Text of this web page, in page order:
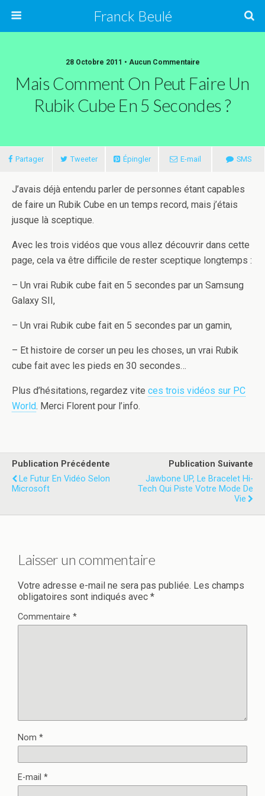
Franck Beulé
28 Octobre 2011 • Aucun Commentaire
Mais Comment On Peut Faire Un
Rubik Cube En 5 Secondes ?
Partager Tweeter Épingler E-mail SMS
J’avais déjà entendu parler de personnes étant capables
de faire un Rubik Cube en un temps record, mais j’étais
jusque là sceptique.
Avec les trois vidéos que vous allez découvrir dans cette
page, cela va être difficile de rester sceptique longtemps :
– Un vrai Rubik cube fait en 5 secondes par un Samsung
Galaxy SII,
– Un vrai Rubik cube fait en 5 secondes par un gamin,
– Et histoire de corser un peu les choses, un vrai Rubik
cube fait avec les pieds en 30 secondes…
Plus d’hésitations, regardez vite ces trois vidéos sur PC
World. Merci Florent pour l’info.
Publication Précédente
Le Futur En Vidéo Selon
Microsoft
Publication Suivante
Jawbone UP, Le Bracelet Hi-
Tech Qui Piste Votre Mode De
Vie
Laisser un commentaire
Votre adresse e-mail ne sera pas publiée. Les champs
obligatoires sont indiqués avec *
Commentaire *
Nom *
E-mail *